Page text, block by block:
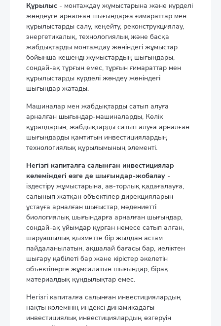
Құрылыс - монтаждау жұмыстарына және күрделі
жөндеуге арналған шығындарға ғимараттар мен
құрылыстарды салу, кеңейту, реконструкциялау,
энергетикалық, технологиялық және басқа
жабдықтарды монтаждау жөніндегі жұмыстар
бойынша кешенді жұмыстардың шығындары,
сондай-ақ тұрғын емес, тұрғын ғимараттар мен
құрылыстарды күрделі жөндеу жөніндегі
шығындар жатады.
Машиналар мен жабдықтарды сатып алуға
арналған шығындар-машиналарды, Көлік
құралдарын, жабдықтарды сатып алуға арналған
шығындарды қамтитын инвестициялардың
технологиялық құрылымының элементі.
Негізгі капиталға салынған инвестициялар
көлеміндегі өзге де шығындар-жобалау -
іздестіру жұмыстарына, ав-торлық қадағалауға,
салынып жатқан объектілер дирекцияларын
ұстауға арналған шығыстар, мәдениетті
биологиялық шығындарға арналған шығындар,
сондай-ақ ұйымдар құрған немесе сатып алған,
шаруашылық қызметте бір жылдан астам
пайдаланылатын, ақшалай бағасы бар, иеліктен
шығару қабілеті бар және кірістер әкелетін
объектілерге жұмсалатын шығындар, бірақ
материалдық құндылықтар емес.
Негізгі капиталға салынған инвестициялардың
нақты көлемінің индексі динамикадағы
инвестициялық инвестициялардың өзгеруін